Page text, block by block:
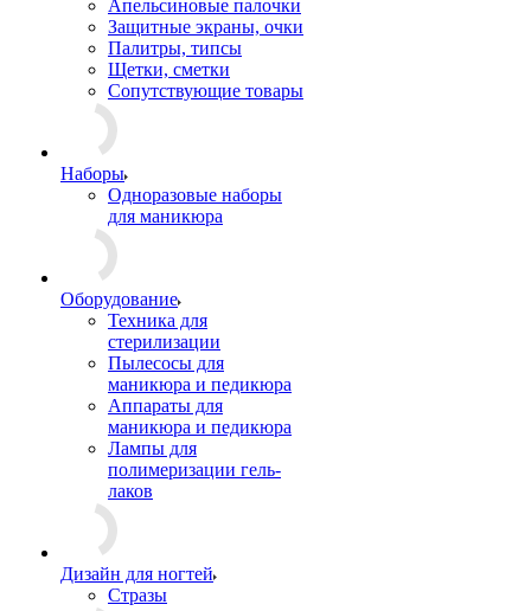
Апельсиновые палочки
Защитные экраны, очки
Палитры, типсы
Щетки, сметки
Сопутствующие товары
Наборы
Одноразовые наборы
для маникюра
Оборудование
Техника для
стерилизации
Пылесосы для
маникюра и педикюра
Аппараты для
маникюра и педикюра
Лампы для
полимеризации гель-
лаков
Дизайн для ногтей
Стразы